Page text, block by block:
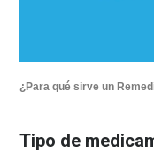
¿Para qué sirve un
Tipo de